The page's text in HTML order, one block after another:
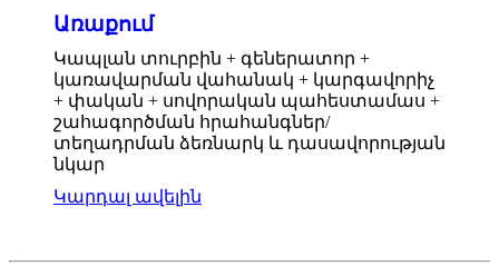
Առաքում
Կապլան տուրբին + գեներատոր +
կառավարման վահանակ + կարգավորիչ
+ փական + սովորական պահեստամաս +
շահագործման հրահանգներ/
տեղադրման ձեռնարկ և դասավորության
նկար
Կարդալ ավելին